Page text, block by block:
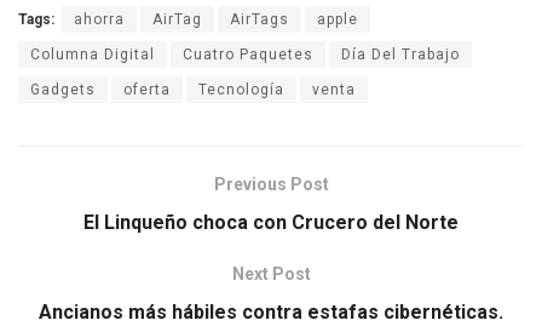
Tags: ahorra AirTag AirTags apple
Columna Digital Cuatro Paquetes Día Del Trabajo
Gadgets oferta Tecnología venta
Previous Post
El Linqueño choca con Crucero del Norte
Next Post
Ancianos más hábiles contra estafas cibernéticas.